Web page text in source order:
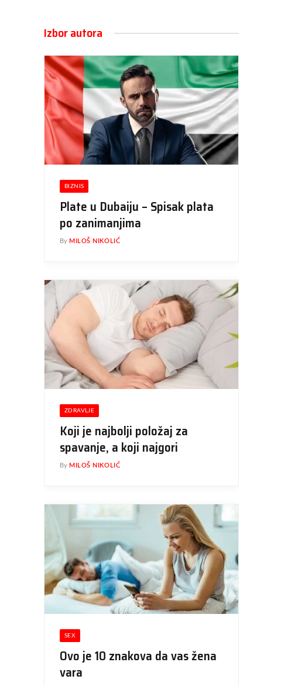
Izbor autora
BIZNIS
Plate u Dubaiju – Spisak plata
po zanimanjima
By MILOŠ NIKOLIĆ
ZDRAVLJE
Koji je najbolji položaj za
spavanje, a koji najgori
By MILOŠ NIKOLIĆ
SEX
Ovo je 10 znakova da vas žena
vara